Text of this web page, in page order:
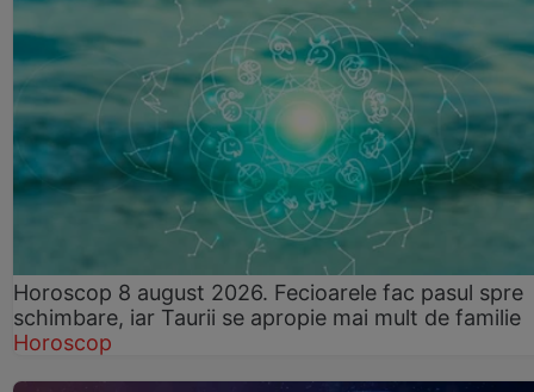
Horoscop 8 august 2026. Fecioarele fac pasul spre
schimbare, iar Taurii se apropie mai mult de familie
Horoscop